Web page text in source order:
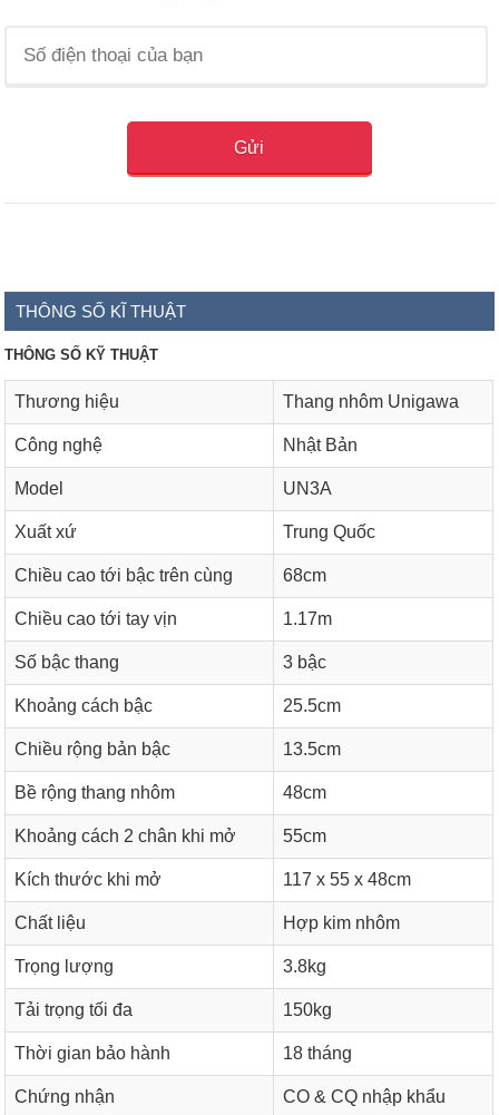
THÔNG SỐ KĨ THUẬT
THÔNG SỐ KỸ THUẬT
Thương hiệu Thang nhôm Unigawa
Công nghệ Nhật Bản
Model UN3A
Xuất xứ Trung Quốc
Chiều cao tới bậc trên cùng 68cm
Chiều cao tới tay vịn 1.17m
Số bậc thang 3 bậc
Khoảng cách bậc 25.5cm
Chiều rộng bản bậc 13.5cm
Bề rộng thang nhôm 48cm
Khoảng cách 2 chân khi mở 55cm
Kích thước khi mở 117 x 55 x 48cm
Chất liệu Hợp kim nhôm
Trọng lượng 3.8kg
Tải trọng tối đa 150kg
Thời gian bảo hành 18 tháng
Chứng nhận CO & CQ nhập khẩu